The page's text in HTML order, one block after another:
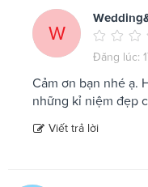
W
Đăng lúc:
Cảm ơn bạn nhé ạ.
những kỉ niệm đẹp
Viết trả lời